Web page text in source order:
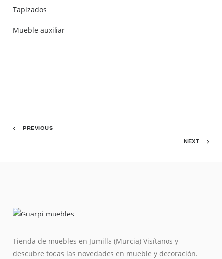
Tapizados
Mueble auxiliar
PREVIOUS
NEXT
Tienda de muebles en Jumilla (Murcia) Visítanos y
descubre todas las novedades en mueble y decoración.